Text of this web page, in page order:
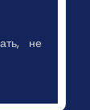
не